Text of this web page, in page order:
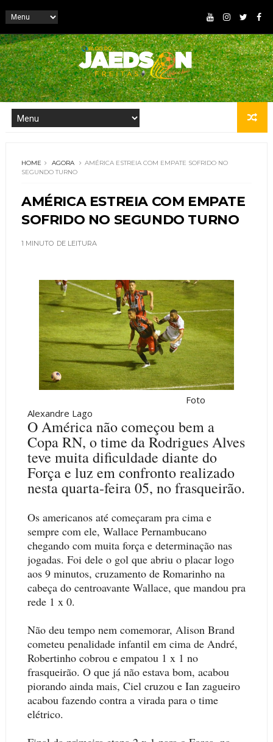
HOME AGORA
AMÉRICA ESTREIA COM EMPATE SOFRIDO NO
SEGUNDO TURNO
AMÉRICA ESTREIA COM EMPATE
SOFRIDO NO SEGUNDO TURNO
1 MINUTO DE LEITURA
Foto
Alexandre Lago
O América não começou bem a
Copa RN, o time da Rodrigues Alves
teve muita dificuldade diante do
Força e luz em confronto realizado
nesta quarta-feira 05, no frasqueirão.
Os americanos até começaram pra cima e
sempre com ele, Wallace Pernambucano
chegando com muita força e determinação nas
jogadas. Foi dele o gol que abriu o placar logo
aos 9 minutos, cruzamento de Romarinho na
cabeça do centroavante Wallace, que mandou pra
rede 1 x 0.
Não deu tempo nem comemorar, Alison Brand
cometeu penalidade infantil em cima de André,
Robertinho cobrou e empatou 1 x 1 no
frasqueirão. O que já não estava bom, acabou
piorando ainda mais, Ciel cruzou e Ian zagueiro
acabou fazendo contra a virada para o time
elétrico.